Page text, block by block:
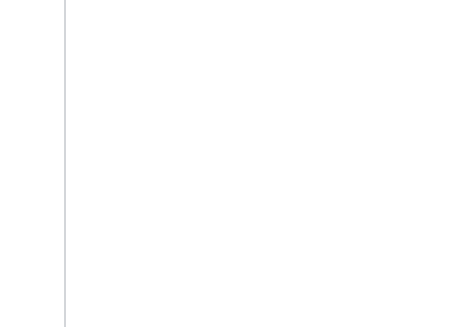
이를
앱에
고 수
있습니
앱 코
다음